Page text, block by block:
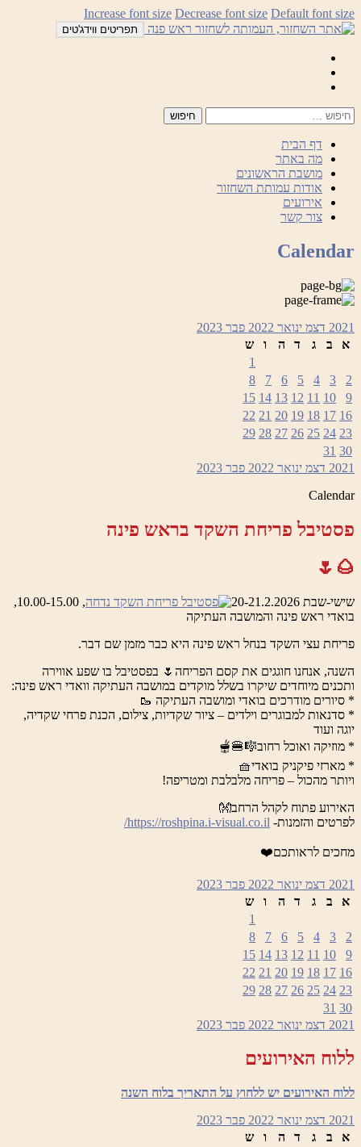
לדלג
לתוכן
Increase font size Decrease font size Default font size
תפריטים ווידג'טים
דף הבית
מה באתר
מושבת הראשונים
אודות עמותת השחזור
אירועים
צור קשר
Calendar
2021 דצמ ינואר 2022 פבר 2023
א
ב ג ד ה ו
ש
1
2
3
4
5
6
7
8
9
10
11
12
13
14
15
16
17
18
19
20
21
22
23
24
25
26
27
28
29
30
31
2021 דצמ ינואר 2022 פבר 2023
Calendar
פסטיבל פריחת השקד בראש פינה
🌰🌷
שישי-שבת 20-21.2.2026
, 10.00-15.00,
בואדי ראש פינה והמושבה העתיקה
פריחת עצי השקד בנחל ראש פינה היא כבר מזמן שם דבר.
השנה, אנחנו חוגגים את קסם הפריחה🌷 בפסטיבל בו שפע אווירה
ותכנים מיוחדים שיקרו בשלל מוקדים במושבה העתיקה וואדי ראש פינה:
* סיורים מודרכים בואדי ומושבה העתיקה 🥾
* סדנאות למבוגרים וילדים – ציור שקדיות, צילום, הכנת פרחי שקדיה,
יוגה ועוד
* מוזיקה ואוכל רחוב🎼🍔🫕
* מארזי פיקניק בואדי🧺
ויותר מהכול – פריחה מלבלבת ומטריפה!
האירוע פתוח לקהל הרחב👐
לפרטים והזמנות- https://roshpina.i-visual.co.il/
מחכים לראותכם❤️
2021 דצמ ינואר 2022 פבר 2023
א
ב ג ד ה ו
ש
1
2
3
4
5
6
7
8
9
10
11
12
13
14
15
16
17
18
19
20
21
22
23
24
25
26
27
28
29
30
31
2021 דצמ ינואר 2022 פבר 2023
ללוח האירועים
ללוח האירועים יש ללחוץ על התאריך בלוח השנה
2021 דצמ ינואר 2022 פבר 2023
א
ב ג ד ה ו
ש